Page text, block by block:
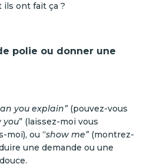
ils ont fait ça ?
polie ou donner une
you explain”(pouvez-vous
you” (laissez-moi vous
moi), ou “show me”(montrez-
une demande ou une